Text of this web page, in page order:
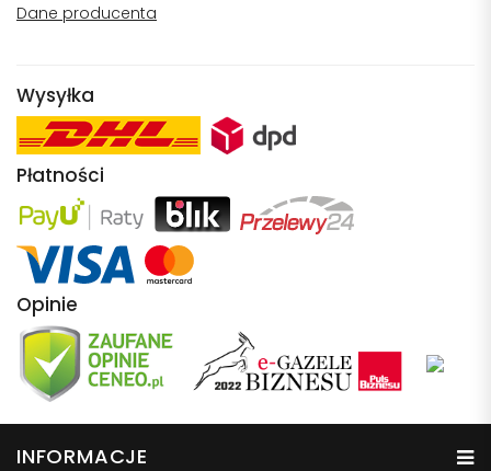
Dane producenta
Wysyłka
Płatności
Opinie
INFORMACJE